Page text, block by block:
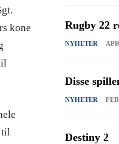
kone
til
Rugby 22
NYHETER
Disse
NYHETER
Destiny 2